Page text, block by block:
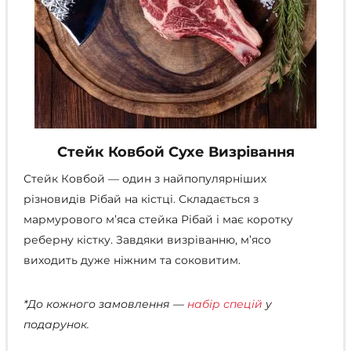
Стейк Ковбой Сухе Визрівання
Стейк Ковбой — один з найпопулярніших
різновидів Рібай на кістці. Складається з
мармурового м’яса стейка Рібай і має коротку
реберну кістку. Завдяки визріванню, м’ясо
виходить дуже ніжним та соковитим.
*До кожного замовлення — набір спецій у
подарунок.